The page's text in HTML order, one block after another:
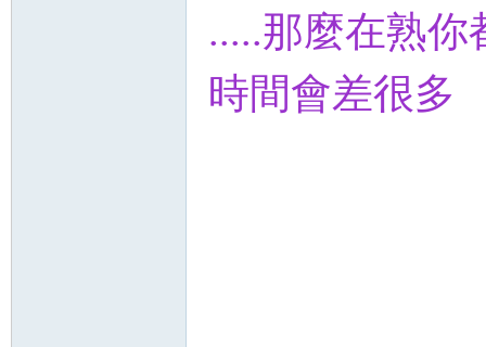
.....那麼在熟
時間會差很多